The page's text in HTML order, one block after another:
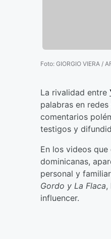
Foto: GIORGIO VIERA /
La rivalidad entre
palabras en
comentarios
testigos y
En los videos
dominicanas,
personal y
Gordo y La Flaca,
influencer.